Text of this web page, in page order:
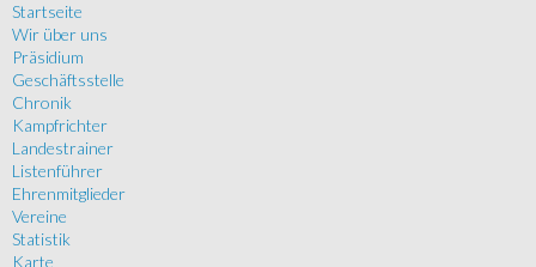
Startseite
Wir über uns
Präsidium
Geschäftsstelle
Chronik
Kampfrichter
Landestrainer
Listenführer
Ehrenmitglieder
Vereine
Statistik
Karte